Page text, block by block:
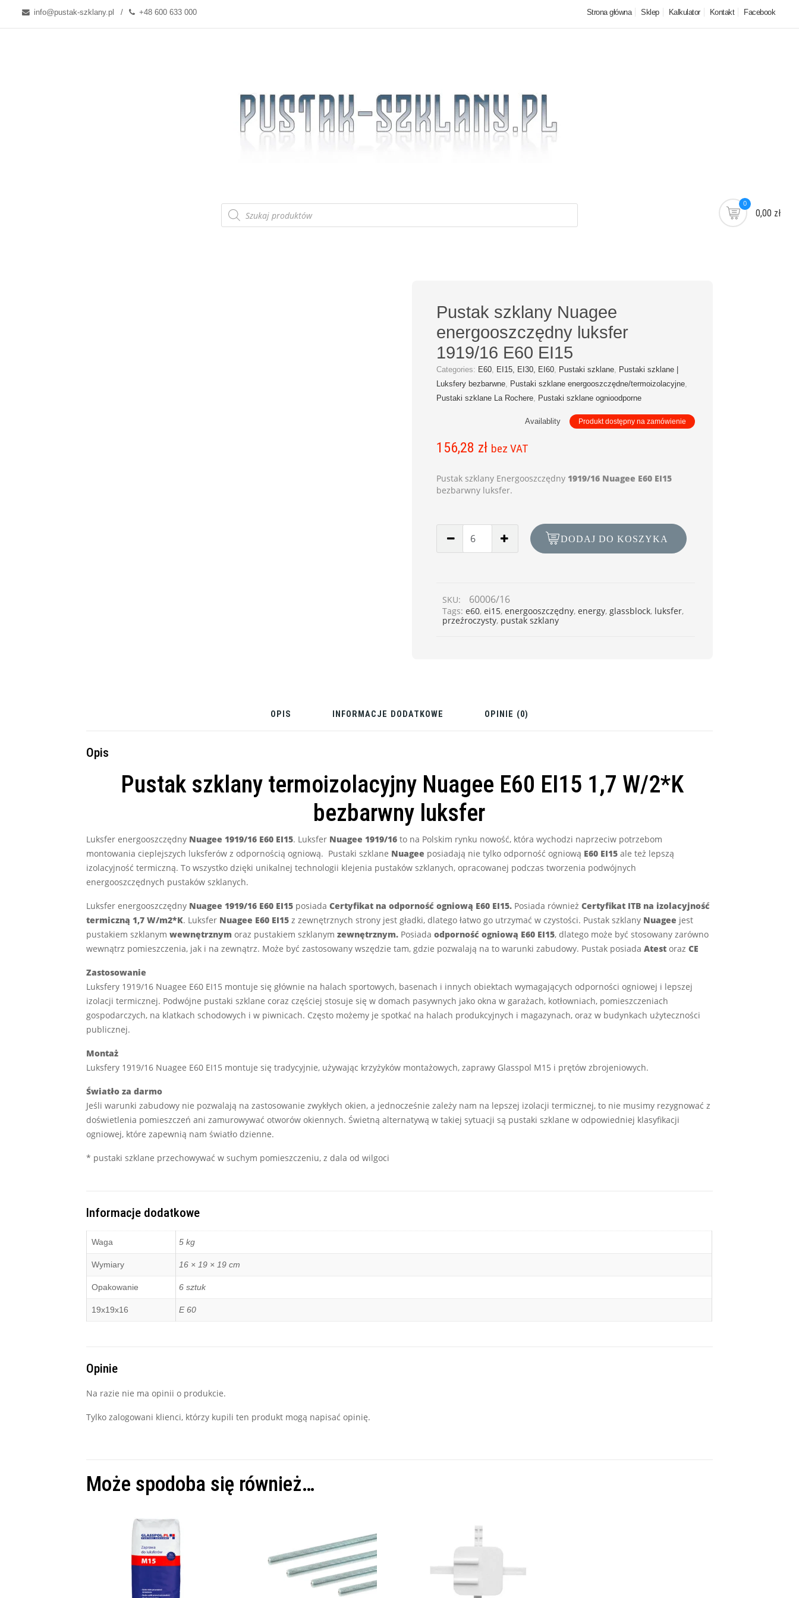
info@pustak-szklany.pl +48 600 633 000 Strona główna Sklep Kalkulator Kontakt Facebook
0
0,00 zł
Pustak szklany Nuagee
energooszczędny luksfer
1919/16 E60 EI15
Categories: E60, EI15, EI30, EI60, Pustaki szklane, Pustaki szklane |
Luksfery bezbarwne, Pustaki szklane energooszczędne/termoizolacyjne,
Pustaki szklane La Rochere, Pustaki szklane ognioodporne
Availablity Produkt dostępny na zamówienie
156,28 zł bez VAT
Pustak szklany Energooszczędny 1919/16 Nuagee E60 EI15
bezbarwny luksfer.
DODAJ DO KOSZYKA
SKU: 60006/16
Tags:e60,ei15,energooszczędny,energy,glassblock, luksfer,
przeźroczysty, pustak szklany
OPIS INFORMACJE DODATKOWE OPINIE (0)
Opis
Pustak szklany termoizolacyjny Nuagee E60 EI15 1,7 W/2*K
bezbarwny luksfer
Luksfer energooszczędny Nuagee 1919/16 E60 EI15. Luksfer Nuagee 1919/16 to na Polskim rynku nowość, która wychodzi naprzeciw potrzebom
montowania cieplejszych luksferów z odpornością ogniową. Pustaki szklane Nuagee posiadają nie tylko odporność ogniową E60 EI15 ale też lepszą
izolacyjność termiczną. To wszystko dzięki unikalnej technologii klejenia pustaków szklanych, opracowanej podczas tworzenia podwójnych
energooszczędnych pustaków szklanych.
Luksfer energooszczędny Nuagee 1919/16 E60 EI15 posiadaCertyfikat na odporność ogniową E60 EI15. Posiada równieżCertyfikat ITB na izolacyjność
termiczną 1,7 W/m2*K. Luksfer Nuagee E60 EI15 z zewnętrznych strony jest gładki, dlatego łatwo go utrzymać w czystości. Pustak szklany Nuagee jest
pustakiem szklanymwewnętrznym oraz pustakiem szklanymzewnętrznym. Posiadaodporność ogniową E60 EI15, dlatego może być stosowany zarówno
wewnątrz pomieszczenia, jak i na zewnątrz. Może być zastosowany wszędzie tam, gdzie pozwalają na to warunki zabudowy. Pustak posiadaAtest orazCE
Zastosowanie
Luksfery 1919/16 Nuagee E60 EI15 montuje się głównie na halach sportowych, basenach i innych obiektach wymagających odporności ogniowej i lepszej
izolacji termicznej. Podwójne pustaki szklane coraz częściej stosuje się w domach pasywnych jako okna w garażach, kotłowniach, pomieszczeniach
gospodarczych, na klatkach schodowych i w piwnicach. Często możemy je spotkać na halach produkcyjnych i magazynach, oraz w budynkach użyteczności
publicznej.
Montaż
Luksfery 1919/16 Nuagee E60 EI15 montuje się tradycyjnie, używając krzyżyków montażowych, zaprawy Glasspol M15 i prętów zbrojeniowych.
Światło za darmo
Jeśli warunki zabudowy nie pozwalają na zastosowanie zwykłych okien, a jednocześnie zależy nam na lepszej izolacji termicznej, to nie musimy rezygnować z
doświetlenia pomieszczeń ani zamurowywać otworów okiennych. Świetną alternatywą w takiej sytuacji są pustaki szklane w odpowiedniej klasyfikacji
ogniowej, które zapewnią nam światło dzienne.
* pustaki szklane przechowywać w suchym pomieszczeniu, z dala od wilgoci
Informacje dodatkowe
Waga 5 kg
Wymiary 16 × 19 × 19 cm
Opakowanie 6 sztuk
19x19x16 E 60
Opinie
Na razie nie ma opinii o produkcie.
Tylko zalogowani klienci, którzy kupili ten produkt mogą napisać opinię.
Może spodoba się również…